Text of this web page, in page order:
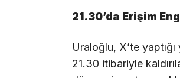
21.30’da Erişim
Uraloğlu, X’te
21.30 itibariyle